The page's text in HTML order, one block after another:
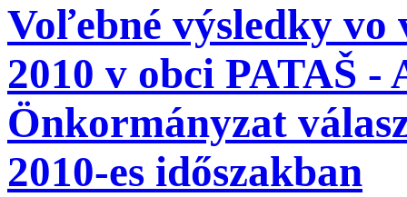
Voľebné výsledky vo
2010 v obci PATAŠ -
Önkormányzat
2010-es időszakban